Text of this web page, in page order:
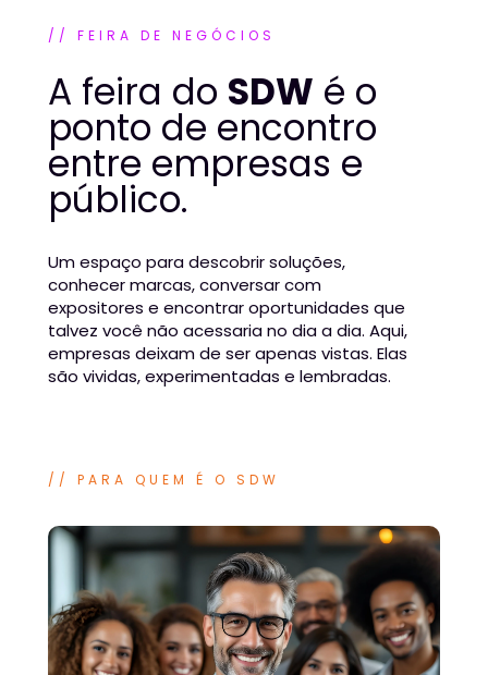
// FEIRA DE NEGÓCIOS
Um espaço para descobrir soluções,
conhecer marcas, conversar com
expositores e encontrar oportunidades que
talvez você não acessaria no dia a dia. Aqui,
empresas deixam de ser apenas vistas. Elas
são vividas, experimentadas e lembradas.
A feira do SDW é o
ponto de encontro
entre empresas e
público.
// PARA QUEM É O SDW